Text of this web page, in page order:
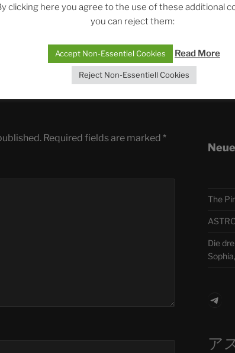
Required fields are marked *
The
Die
ア
clicking here you agree to the use of these additional
you can reject them:
Accept Non-Essentiel Cookies Read More
Reject Non-Essentiell Cookies